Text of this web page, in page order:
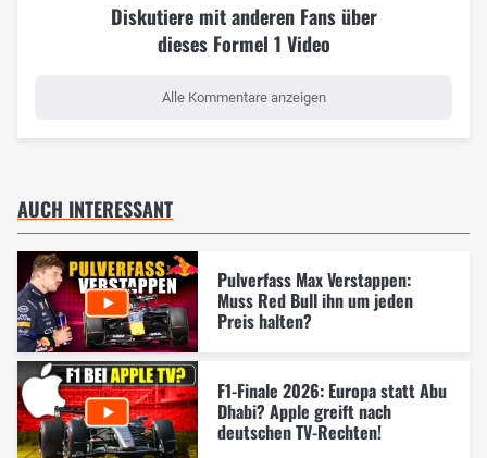
Diskutiere mit anderen Fans über
dieses Formel 1 Video
Alle Kommentare anzeigen
AUCH INTERESSANT
Pulverfass Max Verstappen:
Muss Red Bull ihn um jeden
Preis halten?
F1-Finale 2026: Europa statt Abu
Dhabi? Apple greift nach
deutschen TV-Rechten!